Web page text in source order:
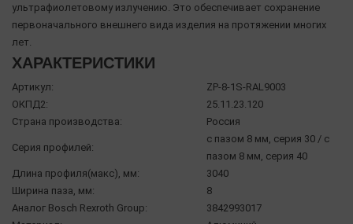
ультрафиолетовому излучению. Это обеспечивает сохранение
первоначального внешнего вида изделия на протяжении многих
лет.
ХАРАКТЕРИСТИКИ
Артикул:
ZP-8-1S-RAL9003
ОКПД2:
25.11.23.120
Страна производства:
Россия
Серия профилей:
с пазом 8 мм, серия 30 / с
пазом 8 мм, серия 40
Длина профиля(макс), мм:
3040
Ширина паза, мм:
8
Аналог Bosch Rexroth Group:
3842993017